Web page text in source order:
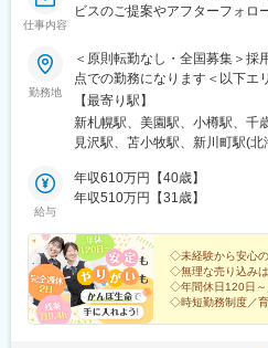
前駅、朝菜町駅、末広町駅(富山
吉良駅、せきてらす前駅、高
磐田駅、浜北駅、天竜川駅、高
駅、瑞穂運動場西駅、岡崎駅、
城駅、新瀬戸駅、宇治山田駅、
江八幡駅、彦根駅、長浜駅、野
大学駅、峰山駅、北大路駅、京
線)、吹田駅(阪急線)、岸和田駅
(和歌山県)、田尾寺駅、鳴門駅
駅、三田駅(兵庫県)、和田山駅
条駅(奈良県)、近鉄下田駅、学
勝浦駅、倉吉駅、浜田駅、安来
庭瀬駅、瀬戸駅、備前西市駅、
竹原駅、大竹駅、山麓駅(千光寺
島県)、徳山駅、阿南駅、阿波
仕事内容
ビスのご提案やアフターフォロ
勤務地
＜原則転勤なし・全国募集＞採
点での勤務になります＜以下エ
んぽサービス部＞■北海道エリ
岩手県、宮城県、秋田県、山形
栃木県、群馬県、埼玉県、千葉
ア：富山県、石川県、福井県■
県、三重県■近畿エリア：滋賀
根県■四国エリア：徳島県、香
ア：福岡県、佐賀県、長崎県、
県■沖縄エリア：沖縄県※初期配
ン歓迎※基本的にスクーターま
※配属先のかんぽサービス部は
【最寄り駅】
新札幌駅、美園駅、小樽駅、千
見沢駅、苫小牧駅、新川町駅(
駅、津軽五所川原駅、八戸駅、
駅、二戸駅、一ノ関駅、宮古駅
駅(宮城県)、くりこま高原駅、
駅、東大館駅、羽後本荘駅、湯
形駅、米沢駅、鶴岡駅、酒田駅
駅、長井駅、白河駅、いわき駅
駅、磐城石川駅、須賀川駅、原
給与
年収610万円【40歳】
年収510万円【31歳】
◇未経験から安心
◇無理な売り込みは
◇年間休日120日～
◇時短勤務制度／